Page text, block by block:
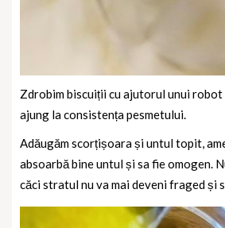
Zdrobim biscuiții cu ajutorul unui robot
ajung la consistența pesmetului.
Adăugăm scorțișoara și untul topit,
absoarbă bine untul și sa fie omogen.
căci stratul nu va mai deveni fraged și